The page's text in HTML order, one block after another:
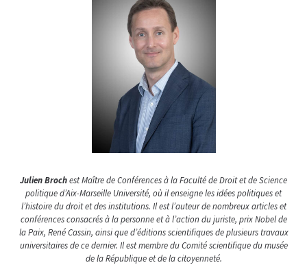
Julien Brochest Maître de Conférences à la Faculté de Droit et de Science
politique d’Aix-Marseille Université, où il enseigne les idées politiques et
l’histoire du droit et des institutions. Il est l’auteur de nombreux articles et
conférences consacrés à la personne et à l’action du juriste, prix Nobel de
la Paix, René Cassin, ainsi que d’éditions scientifiques de plusieurs travaux
universitaires de ce dernier. Il est membre du Comité scientifique du musée
de la République et de la citoyenneté.